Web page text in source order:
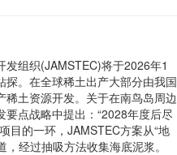
组织(JAMSTEC)将于2026年1
探。在全球稀土出产大部分由我国
土资源开发。关于在南鸟岛周边
点战略中提出：“2028年度后尽
目的一环，JAMSTEC方案从“地
经过抽吸方法收集海底泥浆。